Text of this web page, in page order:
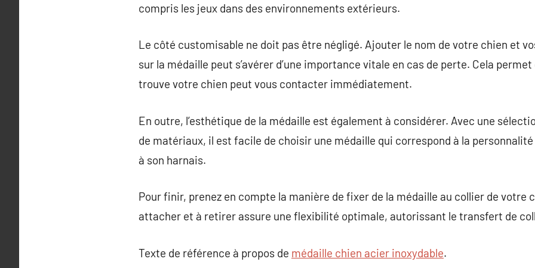
compris les jeux dans des environnements extérieurs.
Le côté customisable ne doit pas être négligé. Ajouter le nom de votre chien et
sur la médaille peut s’avérer d’une importance vitale en cas de perte. Cela
trouve votre chien peut vous contacter immédiatement.
En outre, l’esthétique de la médaille est également à considérer. Avec une
de matériaux, il est facile de choisir une médaille qui correspond à la
à son harnais.
Pour finir, prenez en compte la manière de fixer de la médaille au collier de votre
attacher et à retirer assure une flexibilité optimale, autorissant le transfert de
Texte de référence à propos de médaille chien acier inoxydable.